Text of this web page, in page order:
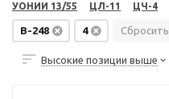
УОНИИ 13/55
ЦЛ-11 ЦЧ-4
B-248 4 Сбросить
Высокие позиции выше